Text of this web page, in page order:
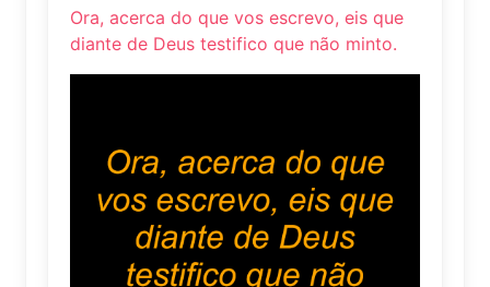
Ora, acerca do que vos escrevo, eis que
diante de Deus testifico que não minto.